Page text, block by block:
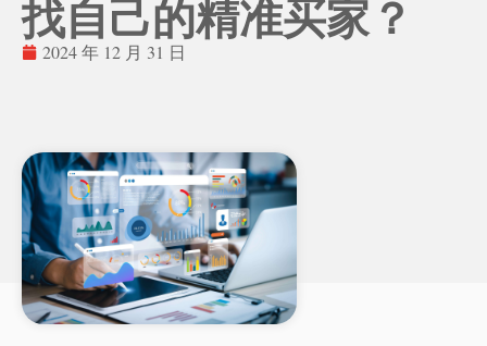
找自己的精准买家？
2024 年 12 月 31 日